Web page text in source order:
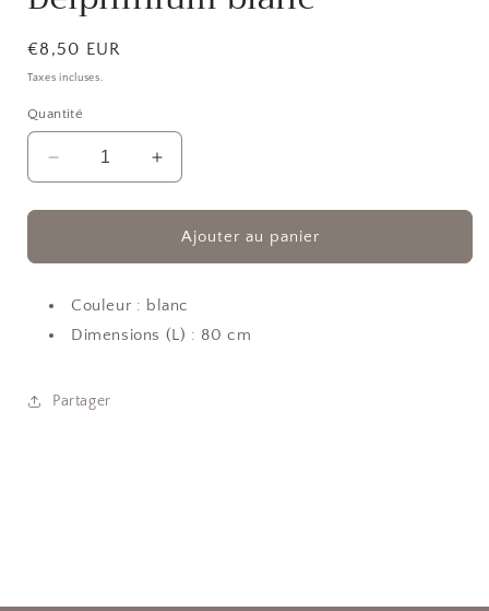
modale
Prix
habituel
€8,50 EUR
Taxes incluses.
Quantité
Réduire
la
quantité
Fleur
Delphinium
blanc
Augmenter
la
quantité
Fleur
Delphinium
blanc
Ajouter au panier
Couleur : blanc
Dimensions (L) : 80 cm
Partager